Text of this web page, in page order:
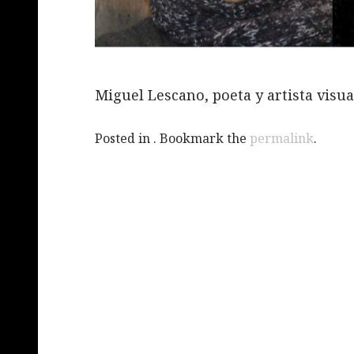
Miguel Lescano, poeta y artista
Posted in . Bookmark the permalink.